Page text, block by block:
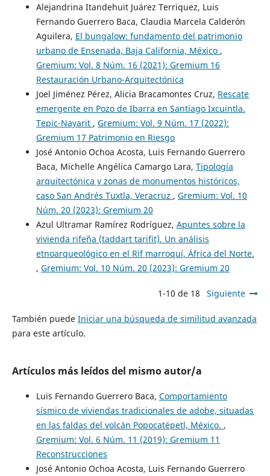
Alejandrina Itandehuit Juárez Terriquez, Luis
Fernando Guerrero Baca, Claudia Marcela Calderón
Aguilera, El bungalow: fundamento del patrimonio
urbano de Ensenada, Baja California, México ,
Gremium: Vol. 8 Núm. 16 (2021): Gremium 16
Restauración Urbano-Arquitectónica
Joel Jiménez Pérez, Alicia Bracamontes Cruz, Rescate
emergente en Pozo de Ibarra en Santiago Ixcuintla.
Tepic-Nayarit , Gremium: Vol. 9 Núm. 17 (2022):
Gremium 17 Patrimonio en Riesgo
José Antonio Ochoa Acosta, Luis Fernando Guerrero
Baca, Michelle Angélica Camargo Lara, Tipología
arquitectónica y zonas de monumentos históricos,
caso San Andrés Tuxtla, Veracruz , Gremium: Vol. 10
Núm. 20 (2023): Gremium 20
Azul Ultramar Ramírez Rodríguez, Apuntes sobre la
vivienda rifeña (taddart tarifit). Un análisis
etnoarqueológico en el Rif marroquí, África del Norte.
, Gremium: Vol. 10 Núm. 20 (2023): Gremium 20
1-10 de 18 Siguiente
También puede Iniciar una búsqueda de similitud avanzada
para este artículo.
Artículos más leídos del mismo autor/a
Luis Fernando Guerrero Baca, Comportamiento
sísmico de viviendas tradicionales de adobe, situadas
en las faldas del volcán Popocatépetl, México. ,
Gremium: Vol. 6 Núm. 11 (2019): Gremium 11
Reconstrucciones
José Antonio Ochoa Acosta, Luis Fernando Guerrero